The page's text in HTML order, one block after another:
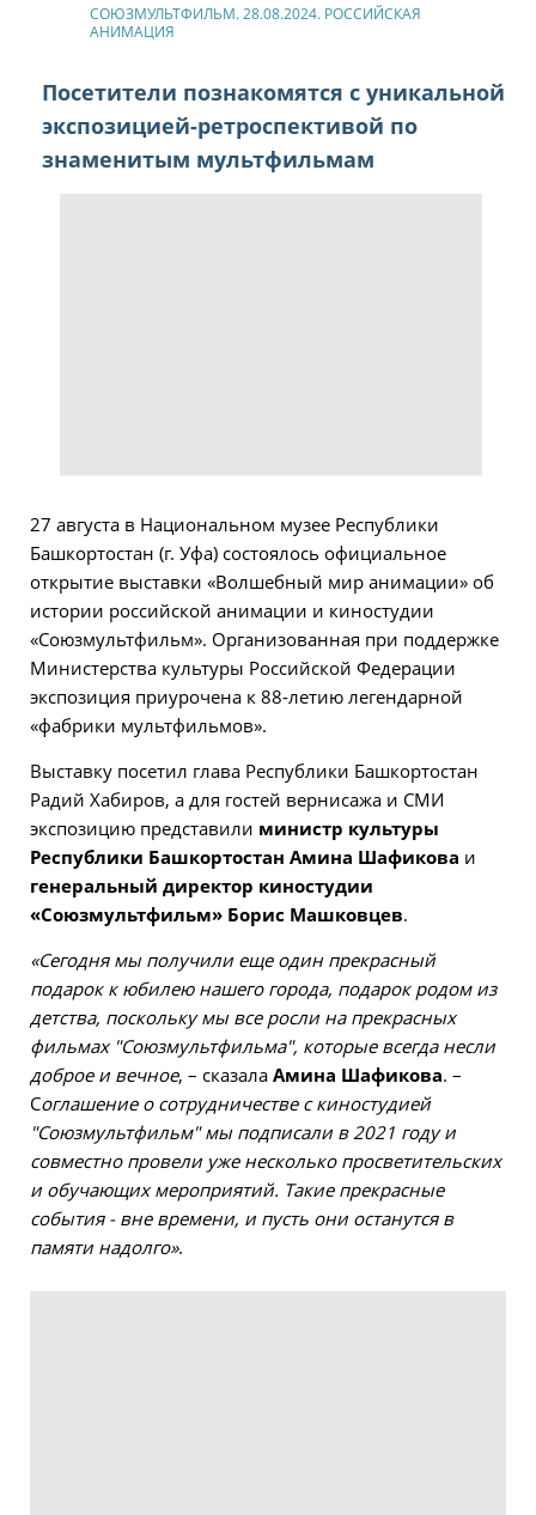
СОЮЗМУЛЬТФИЛЬМ. 28.08.2024. РОССИЙСКАЯ
АНИМАЦИЯ
Посетители познакомятся с уникальной
экспозицией-ретроспективой по
знаменитым мультфильмам
27 августа в Национальном музее Республики
Башкортостан (г. Уфа) состоялось официальное
открытие выставки «Волшебный мир анимации» об
истории российской анимации и киностудии
«Союзмультфильм». Организованная при поддержке
Министерства культуры Российской Федерации
экспозиция приурочена к 88-летию легендарной
«фабрики мультфильмов».
Выставку посетил глава Республики Башкортостан
Радий Хабиров, а для гостей вернисажа и СМИ
экспозицию представили министр культуры
Республики Башкортостан Амина Шафикова и
генеральный директор киностудии
«Союзмультфильм» Борис Машковцев.
«Сегодня мы получили еще один прекрасный
подарок к юбилею нашего города, подарок родом из
детства, поскольку мы все росли на прекрасных
фильмах "Союзмультфильма", которые всегда несли
доброе и вечное, – сказала Амина Шафикова. –
Соглашение о сотрудничестве с киностудией
"Союзмультфильм" мы подписали в 2021 году и
совместно провели уже несколько просветительских
и обучающих мероприятий. Такие прекрасные
события - вне времени, и пусть они останутся в
памяти надолго».